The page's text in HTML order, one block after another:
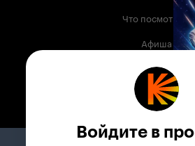
Что посмотреть
Афиша
Музыка
Телепрограмма
Служба поддержки
Войдите в